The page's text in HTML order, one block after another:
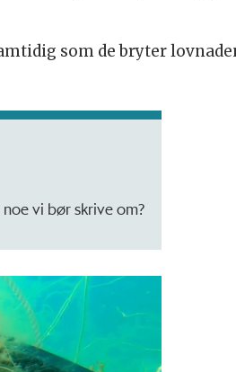
som de bryter
vi bør skrive om?